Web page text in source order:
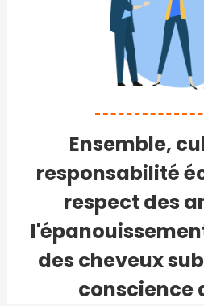
Ensemble,
responsabilité
respect des
des cheveux
conscience